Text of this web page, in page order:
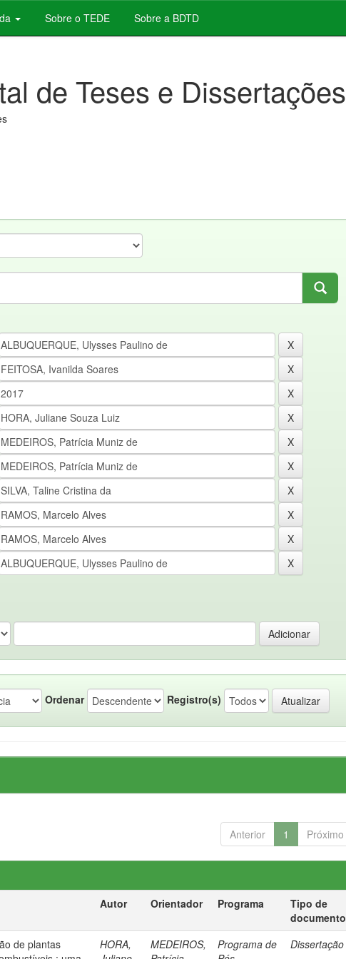
Sobre o TEDE Sobre a BDTD
de Teses e Dissertações
Ordenar Registro(s)
Anterior 1 Próximo
Autor Orientador Programa
Tipo de
documento
de plantas
HORA,
MEDEIROS,
Programa de
Dissertação